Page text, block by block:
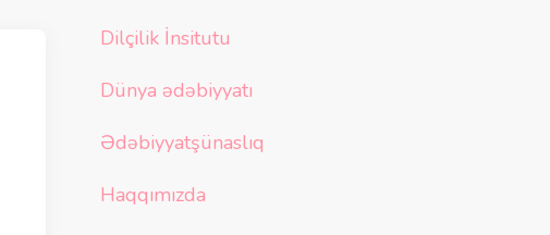
Dilçilik İnsitutu
Dünya ədəbiyyatı
Ədəbiyyatşünaslıq
Haqqımızda